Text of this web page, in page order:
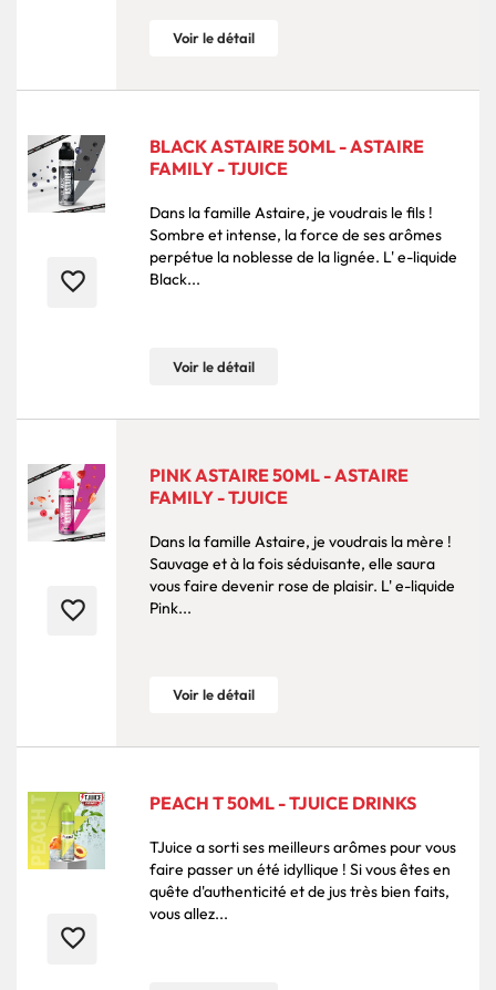
Voir le détail
favorite_border
BLACK ASTAIRE 50ML - ASTAIRE
FAMILY - TJUICE
Dans la famille Astaire, je voudrais le fils !
Sombre et intense, la force de ses arômes
perpétue la noblesse de la lignée. L' e-liquide
Black...
Voir le détail
favorite_border
PINK ASTAIRE 50ML - ASTAIRE
FAMILY - TJUICE
Dans la famille Astaire, je voudrais la mère !
Sauvage et à la fois séduisante, elle saura
vous faire devenir rose de plaisir. L' e-liquide
Pink...
Voir le détail
favorite_border
PEACH T 50ML - TJUICE DRINKS
TJuice a sorti ses meilleurs arômes pour vous
faire passer un été idyllique ! Si vous êtes en
quête d'authenticité et de jus très bien faits,
vous allez...